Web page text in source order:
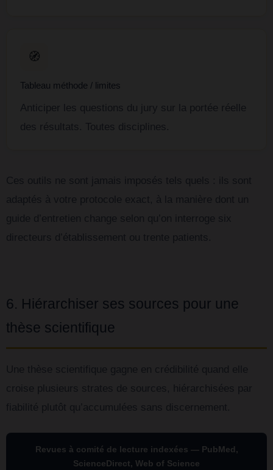
🧭
Tableau méthode / limites
Anticiper les questions du jury sur la portée réelle
des résultats. Toutes disciplines.
6. Hiérarchiser ses sources pour une
thèse scientifique
Revues à comité de lecture indexées — PubMed,
ScienceDirect, Web of Science